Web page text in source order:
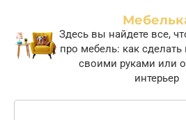
контенту
Здесь вы найдете все,
про мебель: как
своими руками или
интерьер
Поиск: